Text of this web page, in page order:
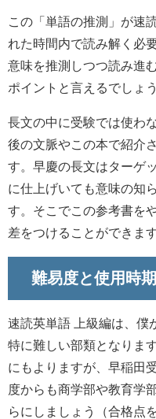
この「単語の推測」が速
れた時間内で読み解く必
意味を推測しつつ読み進
ポイントと言えるでしょう
長文の中に受験では使わ
後の文脈やこの本で紹介
す。早慶の長文はターゲ
に仕上げいても意味の知
す。そこでこの参考書を
差をつけることができます
難易度と使用時期
速読英単語 上級編は、僕
特に難しい部類となりま
にもよりますが、早稲田
度からも商学部や教育学
らにしましょう（合格点